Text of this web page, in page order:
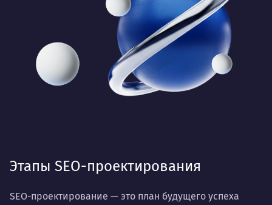
Этапы SEO-проектирования
SEO-проектирование — это план будущего успеха